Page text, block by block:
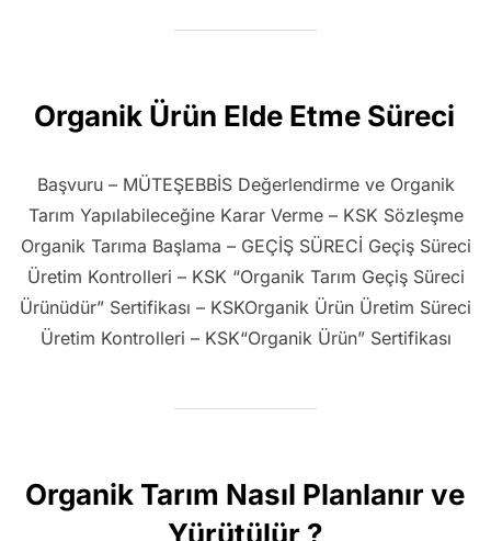
Organik Ürün Elde Etme Süreci
Başvuru – MÜTEŞEBBİS Değerlendirme ve Organik
Tarım Yapılabileceğine Karar Verme – KSK Sözleşme
Organik Tarıma Başlama – GEÇİŞ SÜRECİ Geçiş Süreci
Üretim Kontrolleri – KSK “Organik Tarım Geçiş Süreci
Ürünüdür” Sertifikası – KSKOrganik Ürün Üretim Süreci
Üretim Kontrolleri – KSK“Organik Ürün” Sertifikası
Organik Tarım Nasıl Planlanır ve
Yürütülür ?